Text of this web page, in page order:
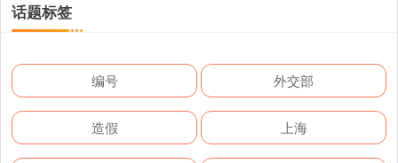
话题标签
编号 外交部
造假 上海